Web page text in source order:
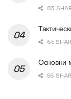
83
65
Основни
56